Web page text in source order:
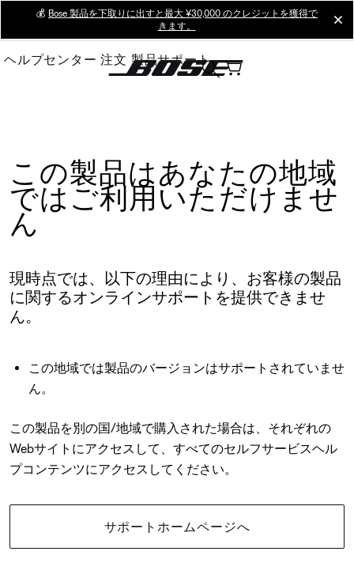
Main
💰 Bose 製品を下取りに出すと最大 ¥30,000 のクレジットを獲得で
きます。
ヘルプセンター 注文 製品サポート
この製品はあなたの地域
ではご利用いただけませ
ん
現時点では、以下の理由により、お客様の製品
に関するオンラインサポートを提供できませ
ん。
この地域では製品のバージョンはサポートされていませ
ん。
この製品を別の国/地域で購入された場合は、それぞれの
Webサイトにアクセスして、すべてのセルフサービスヘル
プコンテンツにアクセスしてください。
サポートホームページへ